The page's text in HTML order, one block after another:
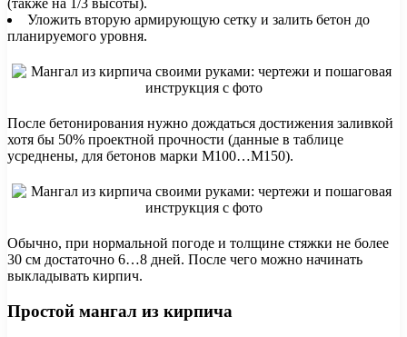
Уложить вторую армирующую сетку и залить бетон до
планируемого уровня.
После бетонирования нужно дождаться достижения заливкой
хотя бы 50% проектной прочности (данные в таблице
усреднены, для бетонов марки М100…М150).
Обычно, при нормальной погоде и толщине стяжки не более
30 см достаточно 6…8 дней. После чего можно начинать
выкладывать кирпич.
Простой мангал из кирпича